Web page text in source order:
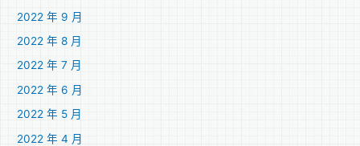
2022 年 9 月
2022 年 8 月
2022 年 7 月
2022 年 6 月
2022 年 5 月
2022 年 4 月